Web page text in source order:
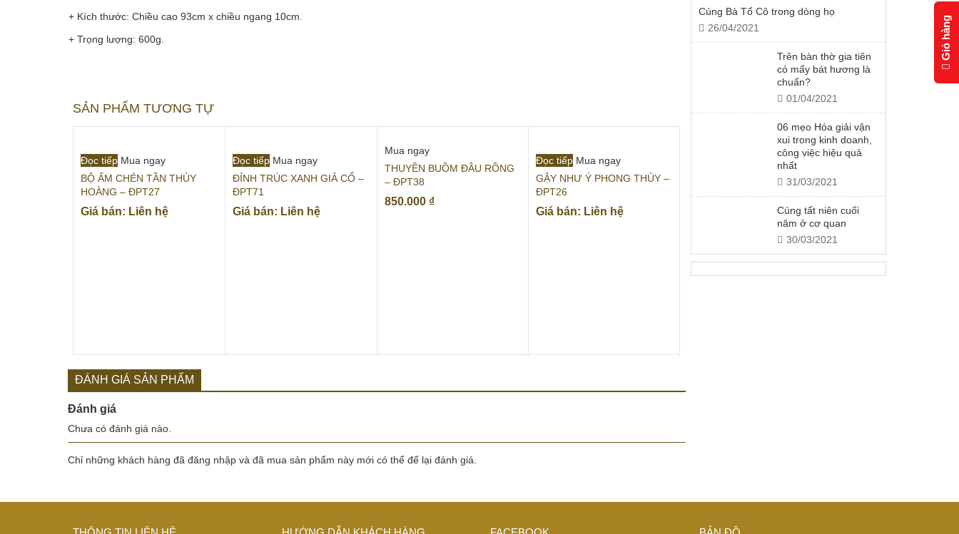
+ Kích thước: Chiều cao 93cm x chiều ngang 10cm.
+ Trọng lượng: 600g.
SẢN PHẨM TƯƠNG TỰ
Đọc tiếp Mua ngay
BỘ ẤM CHÉN TẦN THỦY
HOÀNG – ĐPT27
Giá bán: Liên hệ
Đọc tiếp Mua ngay
ĐỈNH TRÚC XANH GIẢ CỔ –
ĐPT71
Giá bán: Liên hệ
Mua ngay
THUYỀN BUỒM ĐẦU RỒNG
– ĐPT38
850.000 ₫
Đọc tiếp Mua ngay
GẬY NHƯ Ý PHONG THỦY –
ĐPT26
Giá bán: Liên hệ
ĐÁNH GIÁ SẢN PHẨM
Đánh giá
Chưa có đánh giá nào.
Chỉ những khách hàng đã đăng nhập và đã mua sản phẩm này mới có thể để lại đánh giá.
Cúng Bà Tổ Cô trong dòng họ
26/04/2021
Trên bàn thờ gia tiên
có mấy bát hương là
chuẩn?
01/04/2021
06 mẹo Hóa giải vận
xui trong kinh doanh,
công việc hiệu quả
nhất
31/03/2021
Cúng tất niên cuối
năm ở cơ quan
30/03/2021
Giỏ hàng